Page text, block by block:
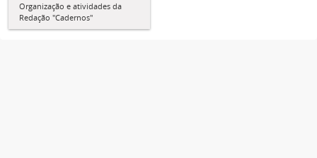
Organização e atividades da
Redação "Cadernos"